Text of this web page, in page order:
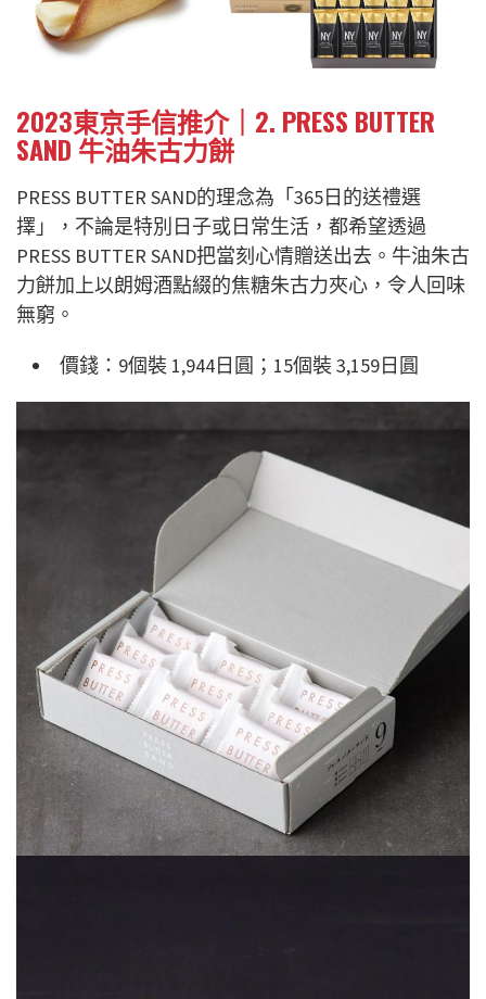
2023東京手信推介｜2. PRESS BUTTER
SAND 牛油朱古力餅
PRESS BUTTER SAND的理念為「365日的送禮選
擇」，不論是特別日子或日常生活，都希望透過
PRESS BUTTER SAND把當刻心情贈送出去。牛油朱古
力餅加上以朗姆酒點綴的焦糖朱古力夾心，令人回味
無窮。
價錢：9個裝 1,944日圓；15個裝 3,159日圓